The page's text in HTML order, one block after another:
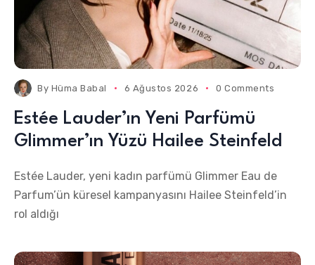
By Hüma Babal 6 Ağustos 2026 0 Comments
Estée Lauder’ın Yeni Parfümü
Glimmer’ın Yüzü Hailee Steinfeld
Estée Lauder, yeni kadın parfümü Glimmer Eau de
Parfum’ün küresel kampanyasını Hailee Steinfeld’in
rol aldığı